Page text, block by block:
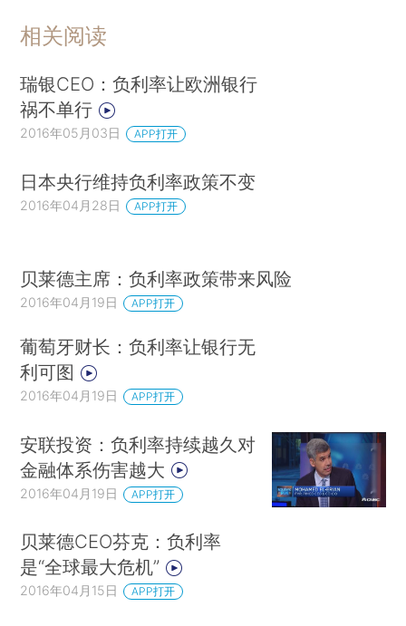
相关阅读
瑞银CEO：负利率让欧洲银行
祸不单行
2016年05月03日 APP打开
日本央行维持负利率政策不变
2016年04月28日 APP打开
贝莱德主席：负利率政策带来风险
2016年04月19日 APP打开
葡萄牙财长：负利率让银行无
利可图
2016年04月19日 APP打开
安联投资：负利率持续越久对
金融体系伤害越大
2016年04月19日 APP打开
贝莱德CEO芬克：负利率
是“全球最大危机”
2016年04月15日 APP打开